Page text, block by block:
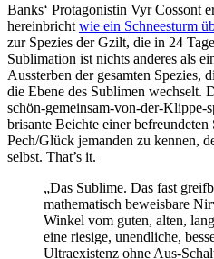
Banks‘ Protagonistin Vyr Cossont
hereinbricht wie ein Schneesturm
zur Spezies der Gzilt, die in 24
Sublimation ist nichts anderes als
Aussterben der gesamten Spezies,
die Ebene des Sublimen wechselt.
schön-gemeinsam-von-der-Klippe-
brisante Beichte einer
Pech/Glück jemanden zu kennen,
selbst. That’s it.
„Das Sublime. Das fast
mathematisch beweisbare
Winkel vom guten, alten,
eine riesige, unendliche,
Ultraexistenz ohne Aus-